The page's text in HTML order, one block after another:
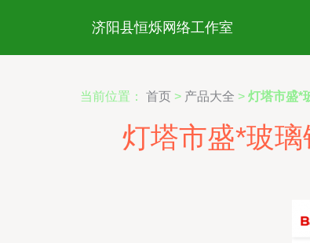
济阳县恒烁网络工作室
当前位置： 首页 > 产品大全 > 灯塔市盛*
灯塔市盛*玻